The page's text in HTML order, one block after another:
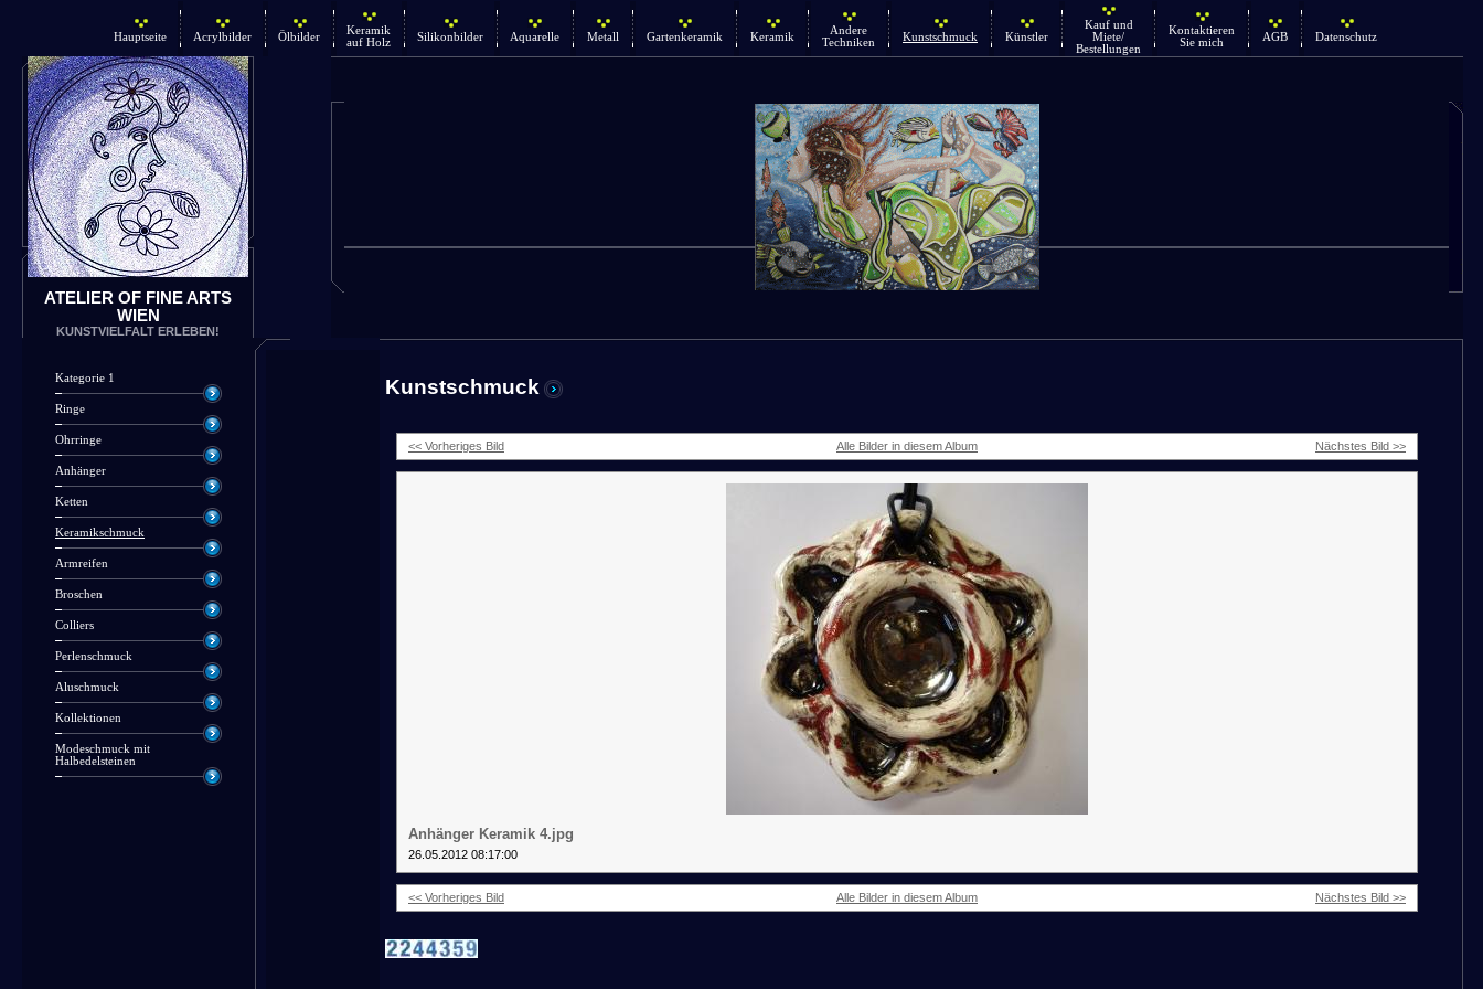
Hauptseite Acrylbilder Ölbilder
Keramik
auf Holz
Silikonbilder Aquarelle Metall Gartenkeramik Keramik
Andere
Techniken
Kunstschmuck Künstler
Kauf und
Miete/
Bestellungen
Kontaktieren
Sie mich
AGB Datenschutz
ATELIER OF FINE ARTS
WIEN
KUNSTVIELFALT ERLEBEN!
Kategorie 1
Ringe
Ohrringe
Anhänger
Ketten
Keramikschmuck
Armreifen
Broschen
Colliers
Perlenschmuck
Aluschmuck
Kollektionen
Modeschmuck mit
Halbedelsteinen
Kunstschmuck
<< Vorheriges Bild Alle Bilder in diesem Album Nächstes Bild >>
Anhänger Keramik 4.jpg
26.05.2012 08:17:00
<< Vorheriges Bild Alle Bilder in diesem Album Nächstes Bild >>